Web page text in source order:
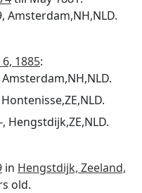
Amsterdam,NH,NLD.
1885:
Hontenisse,ZE,NLD.
, Hengstdijk,ZE,NLD.
in Hengstdijk, Zeeland,
old.